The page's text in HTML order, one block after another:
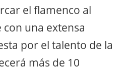
el flamenco al
una extensa
por el talento de la
más de 10